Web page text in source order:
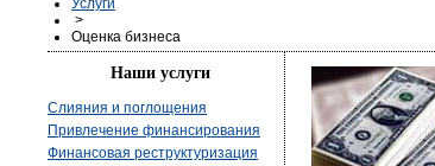
Услуги
>
Оценка бизнеса
Наши услуги
Слияния и поглощения
Привлечение финансирования
Финансовая реструктуризация